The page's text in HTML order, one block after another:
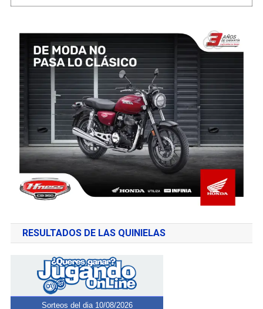
RESULTADOS DE LAS QUINIELAS